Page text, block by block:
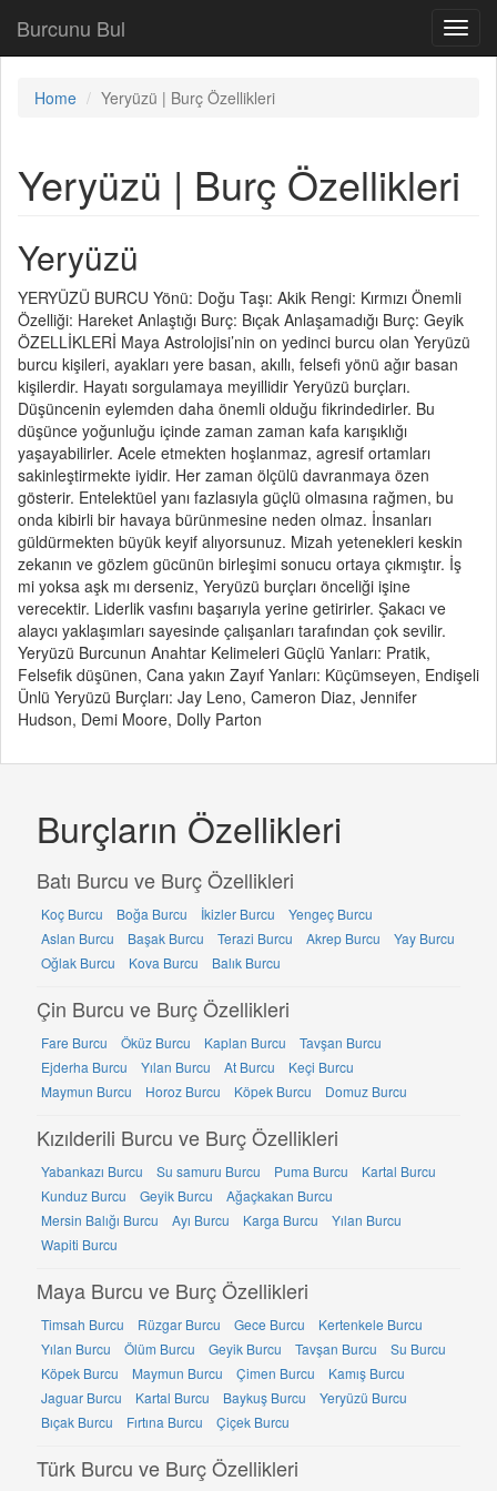
Burcunu Bul
Home Yeryüzü | Burç Özellikleri
Yeryüzü | Burç Özellikleri
Yeryüzü
YERYÜZÜ BURCU Yönü: Doğu Taşı: Akik Rengi: Kırmızı Önemli
Özelliği: Hareket Anlaştığı Burç: Bıçak Anlaşamadığı Burç: Geyik
ÖZELLİKLERİ Maya Astrolojisi’nin on yedinci burcu olan Yeryüzü
burcu kişileri, ayakları yere basan, akıllı, felsefi yönü ağır basan
kişilerdir. Hayatı sorgulamaya meyillidir Yeryüzü burçları.
Düşüncenin eylemden daha önemli olduğu fikrindedirler. Bu
düşünce yoğunluğu içinde zaman zaman kafa karışıklığı
yaşayabilirler. Acele etmekten hoşlanmaz, agresif ortamları
sakinleştirmekte iyidir. Her zaman ölçülü davranmaya özen
gösterir. Entelektüel yanı fazlasıyla güçlü olmasına rağmen, bu
onda kibirli bir havaya bürünmesine neden olmaz. İnsanları
güldürmekten büyük keyif alıyorsunuz. Mizah yetenekleri keskin
zekanın ve gözlem gücünün birleşimi sonucu ortaya çıkmıştır. İş
mi yoksa aşk mı derseniz, Yeryüzü burçları önceliği işine
verecektir. Liderlik vasfını başarıyla yerine getirirler. Şakacı ve
alaycı yaklaşımları sayesinde çalışanları tarafından çok sevilir.
Yeryüzü Burcunun Anahtar Kelimeleri Güçlü Yanları: Pratik,
Felsefik düşünen, Cana yakın Zayıf Yanları: Küçümseyen, Endişeli
Ünlü Yeryüzü Burçları: Jay Leno, Cameron Diaz, Jennifer
Hudson, Demi Moore, Dolly Parton
Burçların Özellikleri
Batı Burcu ve Burç Özellikleri
Koç Burcu Boğa Burcu İkizler Burcu
Yengeç Burcu
Aslan Burcu
Başak Burcu Terazi Burcu Akrep Burcu
Yay Burcu
Oğlak Burcu
Kova Burcu Balık Burcu
Çin Burcu ve Burç Özellikleri
Fare Burcu Öküz Burcu Kaplan Burcu
Tavşan Burcu
Ejderha Burcu
Yılan Burcu At Burcu
Keçi Burcu
Maymun Burcu
Horoz Burcu Köpek Burcu Domuz Burcu
Kızılderili Burcu ve Burç Özellikleri
Yabankazı Burcu Su samuru Burcu Puma Burcu
Kartal Burcu
Kunduz Burcu
Geyik Burcu
Ağaçkakan Burcu
Mersin Balığı Burcu
Ayı Burcu Karga Burcu
Yılan Burcu
Wapiti Burcu
Maya Burcu ve Burç Özellikleri
Timsah Burcu Rüzgar Burcu Gece Burcu
Kertenkele Burcu
Yılan Burcu
Ölüm Burcu Geyik Burcu Tavşan Burcu
Su Burcu
Köpek Burcu
Maymun Burcu Çimen Burcu
Kamış Burcu
Jaguar Burcu
Kartal Burcu Baykuş Burcu
Yeryüzü Burcu
Bıçak Burcu
Fırtına Burcu Çiçek Burcu
Türk Burcu ve Burç Özellikleri